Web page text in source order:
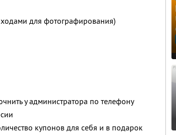
для фотографирования)
у администратора по телефону
купонов для себя и в подарок